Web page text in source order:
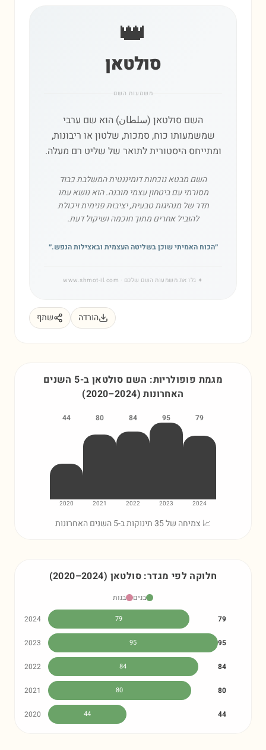
👑
סולטאן
משמעות השם
השם סולטאן (سلطان) הוא שם ערבי
שמשמעותו כוח, סמכות, שלטון או ריבונות,
ומתייחס היסטורית לתואר של שליט רם מעלה.
השם מבטא נוכחות דומיננטית המשלבת כבוד
מסורתי עם ביטחון עצמי מובנה. הוא נושא עמו
תדר של מנהיגות טבעית, יציבות פנימית ויכולת
להוביל אחרים מתוך חוכמה ושיקול דעת.
״הכוח האמיתי שוכן בשליטה העצמית ובאצילות הנפש.״
✦ גלו את משמעות השם שלכם · www.shmot-il.com
הורדה שתף
מגמת פופולריות: השם סולטאן
ב-5 השנים
האחרונות
(2020–2024)
79
2024
95
2023
84
2022
80
2021
44
2020
📈 צמיחה של 35 תינוקות ב-5 השנים האחרונות
חלוקה לפי מגדר:סולטאן (2020–2024)
בנים
בנות
2024
79 79
2023 95 95
2022 84 84
2021 80 80
2020 44 44